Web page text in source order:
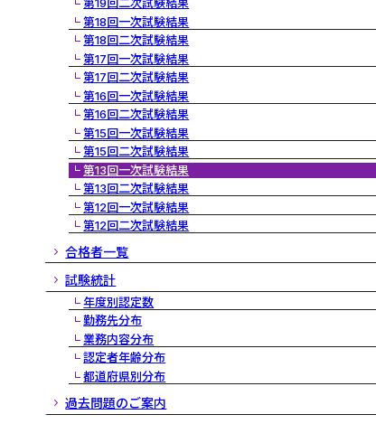
第19回二次試験結果
第18回一次試験結果
第18回二次試験結果
第17回一次試験結果
第17回二次試験結果
第16回一次試験結果
第16回二次試験結果
第15回一次試験結果
第15回二次試験結果
第13回一次試験結果
第13回二次試験結果
第12回一次試験結果
第12回二次試験結果
合格者一覧
試験統計
年度別認定数
勤務先分布
業務内容分布
認定者年齢分布
都道府県別分布
過去問題のご案内